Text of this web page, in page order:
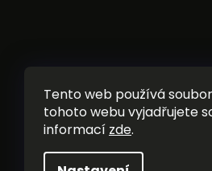
Tento web používá
tohoto webu vyjadřujete
informací zde.